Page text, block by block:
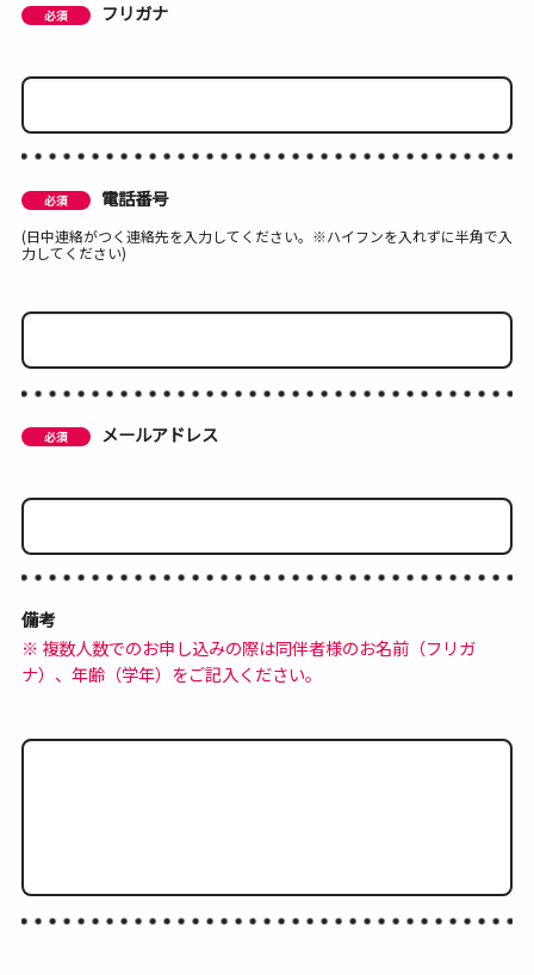
フリガナ
電話番号
(日中連絡がつく連絡先を入力してください。※ハイフンを入れずに半角で入
力してください)
メールアドレス
備考
※ 複数人数でのお申し込みの際は同伴者様のお名前（フリガ
ナ）、年齢（学年）をご記入ください。